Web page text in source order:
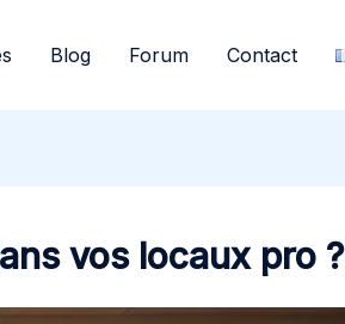
Blog Forum Contact
vos locaux pro ?